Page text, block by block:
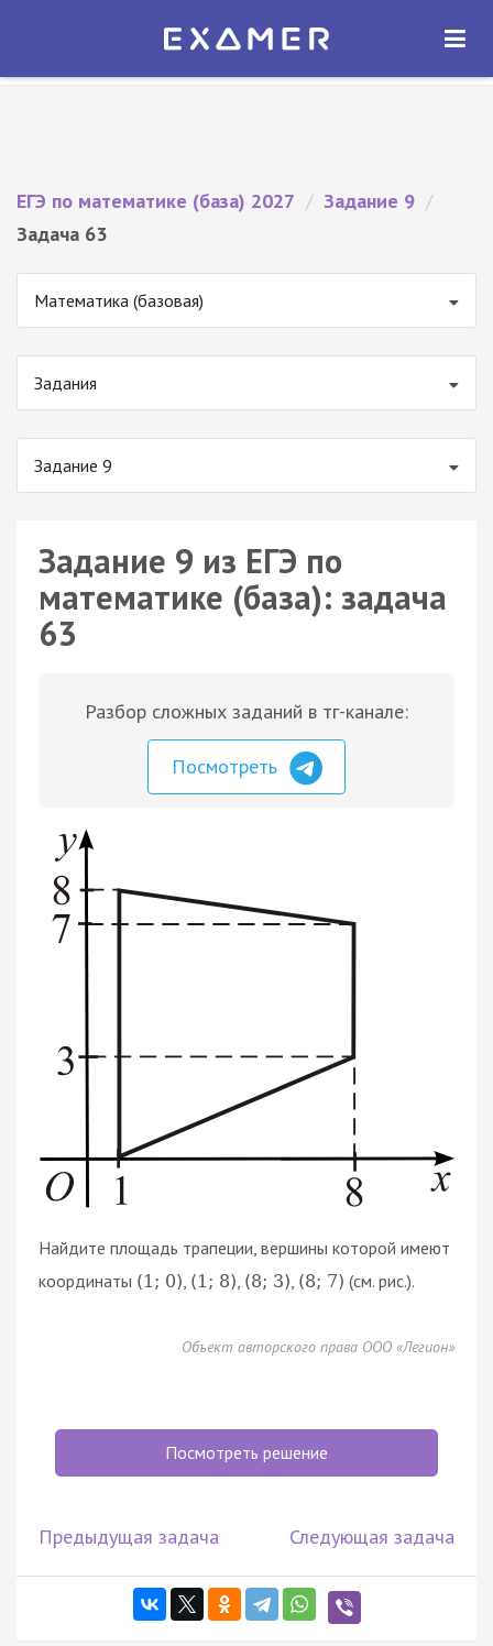
Экзамер — ЕГЭ 2027
ОТКРЫТЬ
ЕГЭ по математике (база) 2027 / Задание 9 /
Задача 63
Математика (базовая)
Задания
Задание 9
Задание 9 из ЕГЭ по
математике (база): задача
63
Разбор сложных заданий в тг-канале:
Посмотреть
Найдите площадь трапеции, вершины которой имеют
координаты (1 ; 0) (1 ; 8) (8; 3) (8; 7) (см. рис.).
Объект авторского права ООО «Легион»
Посмотреть решение
Предыдущая задача Следующая задача